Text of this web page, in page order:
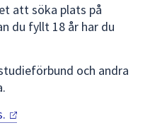
att söka plats på
du fyllt 18 år har du
och andra